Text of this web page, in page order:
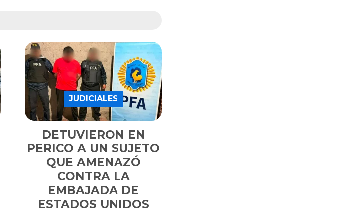
DETUVIERON EN
PERICO A UN SUJETO
QUE AMENAZÓ
CONTRA LA
EMBAJADA DE
ESTADOS UNIDOS
JUDICIALES